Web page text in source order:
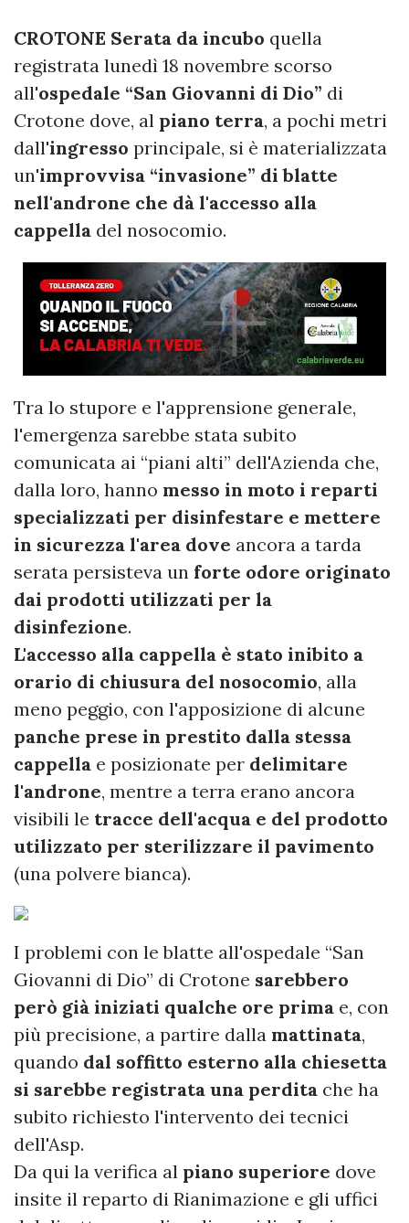
CROTONE Serata da incubo quella
registrata lunedì 18 novembre scorso
all'ospedale “San Giovanni di Dio” di
Crotone dove, al piano terra, a pochi metri
dall'ingresso principale, si è materializzata
un'improvvisa “invasione” di blatte
nell'androne che dà l'accesso alla
cappella del nosocomio.
Tra lo stupore e l'apprensione generale,
l'emergenza sarebbe stata subito
comunicata ai “piani alti” dell'Azienda che,
dalla loro, hanno messo in moto i reparti
specializzati per disinfestare e mettere
in sicurezza l'area dove ancora a tarda
serata persisteva un forte odore originato
dai prodotti utilizzati per la
disinfezione.
L'accesso alla cappella è stato inibito a
orario di chiusura del nosocomio, alla
meno peggio, con l'apposizione di alcune
panche prese in prestito dalla stessa
cappella e posizionate per delimitare
l'androne, mentre a terra erano ancora
visibili le tracce dell'acqua e del prodotto
utilizzato per sterilizzare il pavimento
(una polvere bianca).
I problemi con le blatte all'ospedale “San
Giovanni di Dio” di Crotone sarebbero
però già iniziati qualche ore prima e, con
più precisione, a partire dalla mattinata,
quando dal soffitto esterno alla chiesetta
si sarebbe registrata una perdita che ha
subito richiesto l'intervento dei tecnici
dell'Asp.
Da qui la verifica al piano superiore dove
insite il reparto di Rianimazione e gli uffici